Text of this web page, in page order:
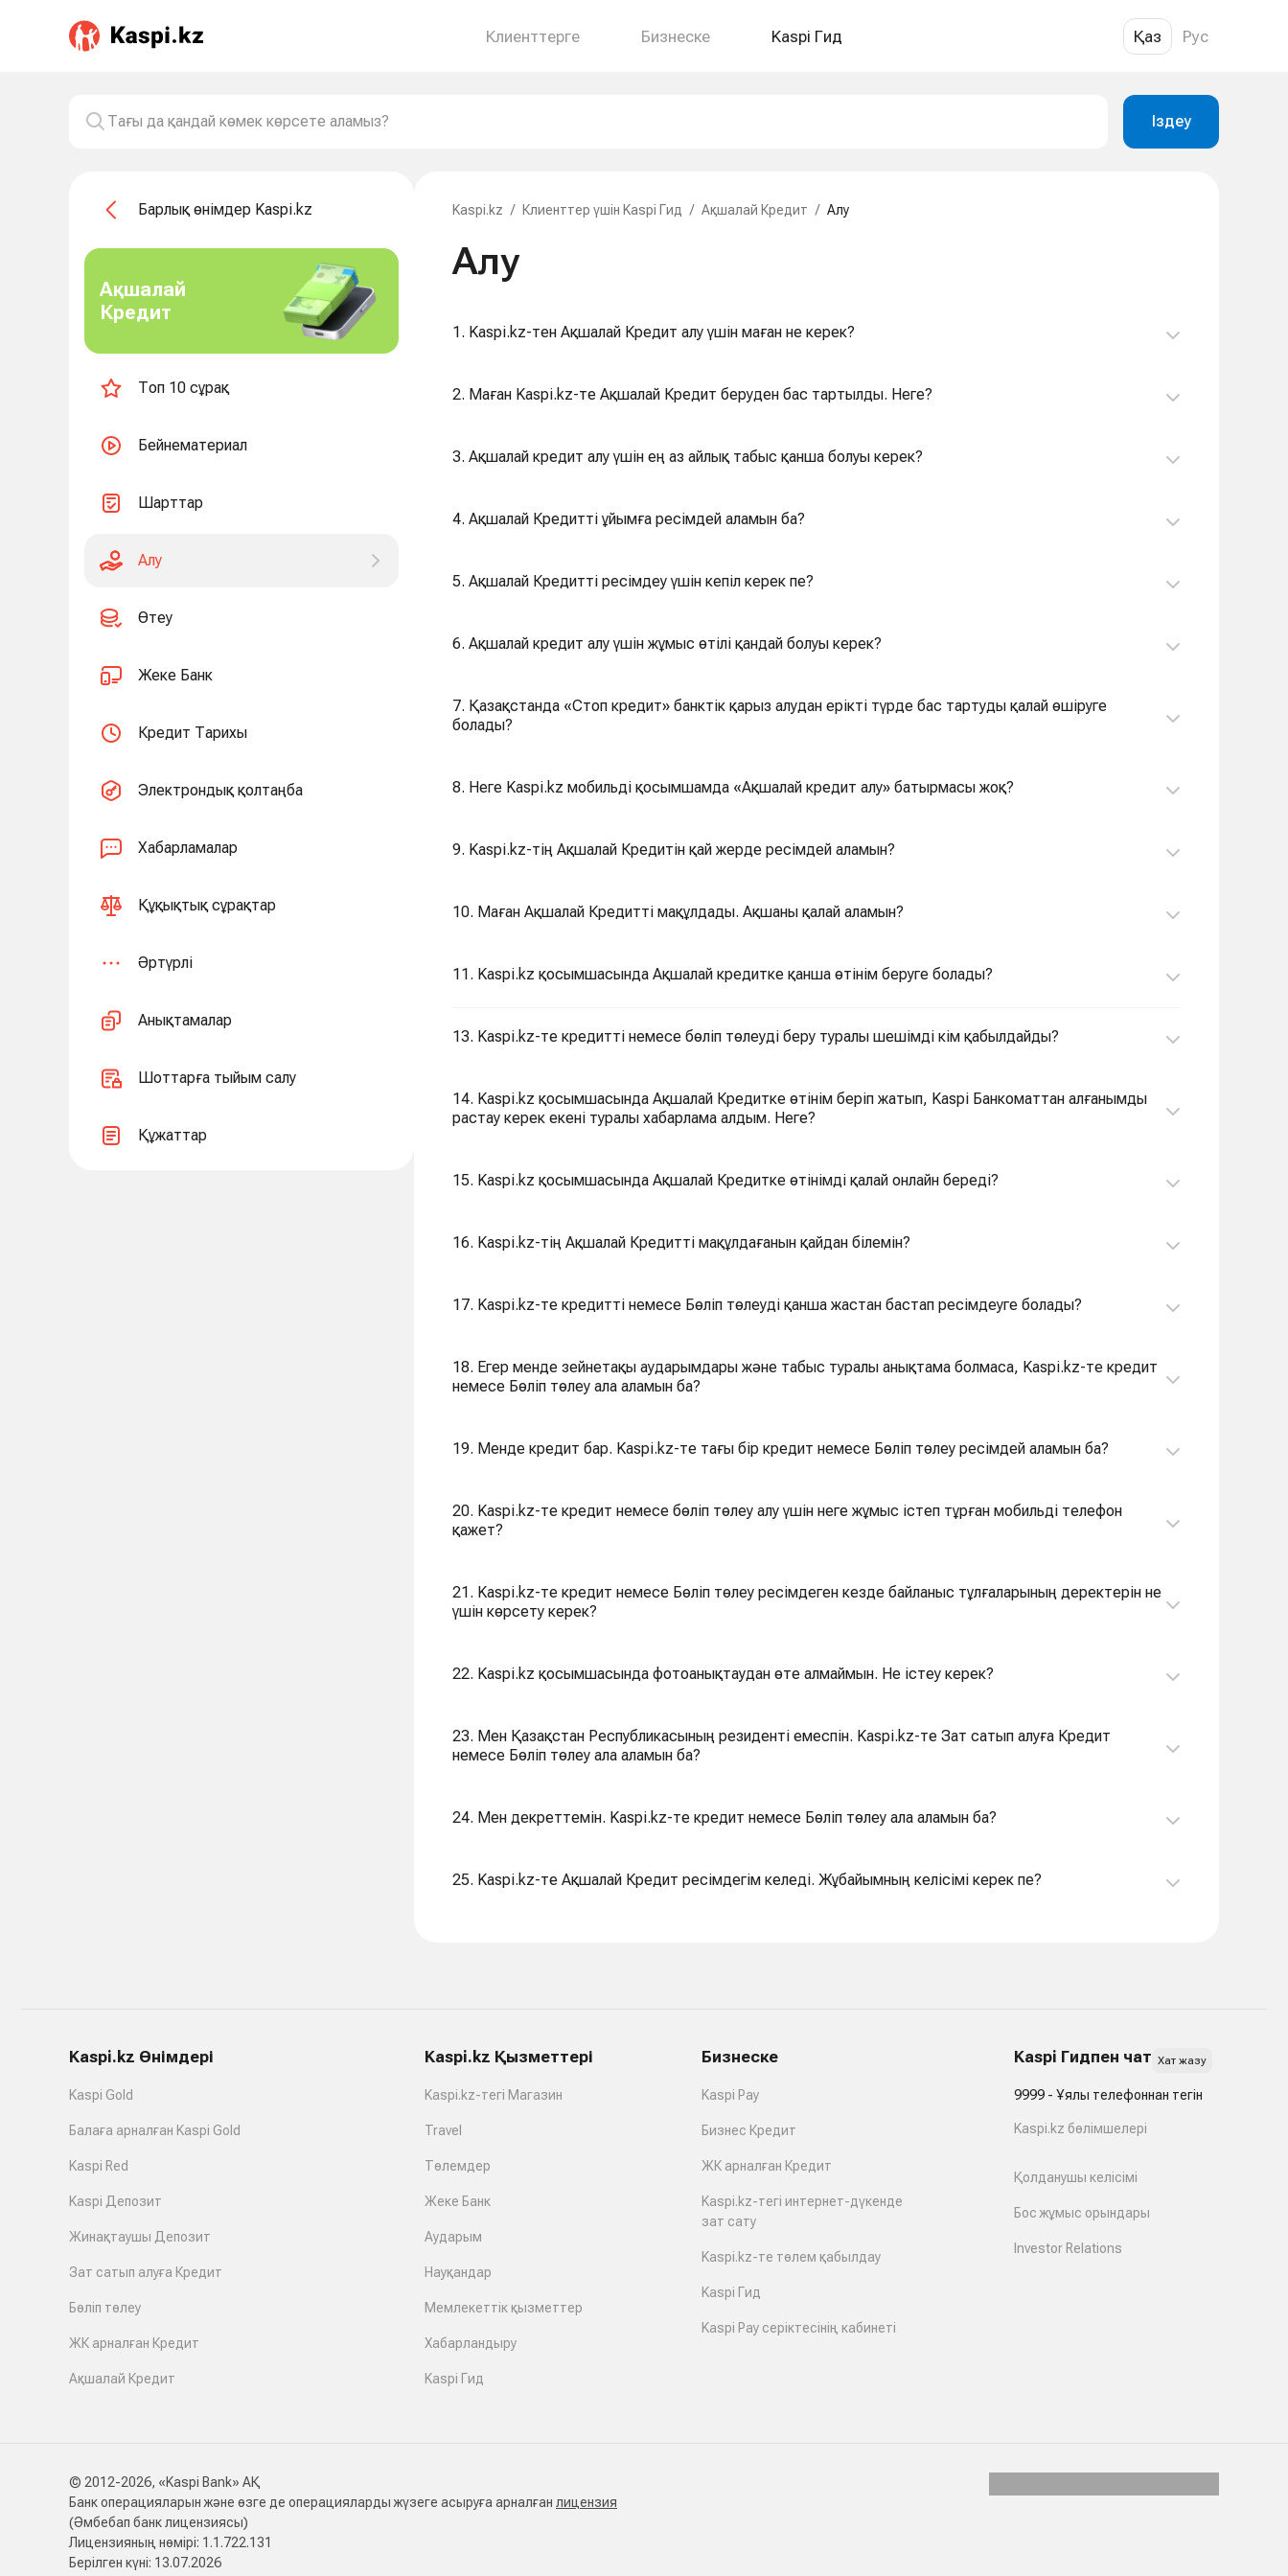
Клиенттерге Бизнеске Kaspi Гид Қаз Рус
Іздеу
Барлық өнімдер Kaspi.kz
Ақшалай
Кредит
Топ 10 сұрақ
Бейнематериал
Шарттар
Алу
Өтеу
Жеке Банк
Кредит Тарихы
Электрондық қолтаңба
Хабарламалар
Құқықтық сұрақтар
Әртүрлі
Анықтамалар
Шоттарға тыйым салу
Құжаттар
Kaspi.kz / Клиенттер үшін Kaspi Гид / Ақшалай Кредит / Алу
Алу
1. Kaspi.kz-тен Ақшалай Кредит алу үшін маған не керек?
2. Маған Kaspi.kz-те Ақшалай Кредит беруден бас тартылды. Неге?
3. Ақшалай кредит алу үшін ең аз айлық табыс қанша болуы керек?
4. Ақшалай Кредитті ұйымға ресімдей аламын ба?
5. Ақшалай Кредитті ресімдеу үшін кепіл керек пе?
6. Ақшалай кредит алу үшін жұмыс өтілі қандай болуы керек?
7. Қазақстанда «Стоп кредит» банктік қарыз алудан ерікті түрде бас тартуды қалай өшіруге
болады?
8. Неге Kaspi.kz мобильді қосымшамда «Ақшалай кредит алу» батырмасы жоқ?
9. Kaspi.kz-тің Ақшалай Кредитін қай жерде ресімдей аламын?
10. Маған Ақшалай Кредитті мақұлдады. Ақшаны қалай аламын?
11. Kaspi.kz қосымшасында Ақшалай кредитке қанша өтінім беруге болады?
13. Kaspi.kz-те кредитті немесе бөліп төлеуді беру туралы шешімді кім қабылдайды?
14. Kaspi.kz қосымшасында Ақшалай Кредитке өтінім беріп жатып, Kaspi Банкоматтан алғанымды
растау керек екені туралы хабарлама алдым. Неге?
15. Kaspi.kz қосымшасында Ақшалай Кредитке өтінімді қалай онлайн береді?
16. Kaspi.kz-тің Ақшалай Кредитті мақұлдағанын қайдан білемін?
17. Kaspi.kz-те кредитті немесе Бөліп төлеуді қанша жастан бастап ресімдеуге болады?
18. Егер менде зейнетақы аударымдары және табыс туралы анықтама болмаса, Kaspi.kz-те кредит
немесе Бөліп төлеу ала аламын ба?
19. Менде кредит бар. Kaspi.kz-те тағы бір кредит немесе Бөліп төлеу ресімдей аламын ба?
20. Kaspi.kz-те кредит немесе бөліп төлеу алу үшін неге жұмыс істеп тұрған мобильді телефон
қажет?
21. Kaspi.kz-те кредит немесе Бөліп төлеу ресімдеген кезде байланыс тұлғаларының деректерін не
үшін көрсету керек?
22. Kaspi.kz қосымшаcында фотоанықтаудан өте алмаймын. Не істеу керек?
23. Мен Қазақстан Республикасының резиденті емеспін. Kaspi.kz-те Зат сатып алуға Кредит
немесе Бөліп төлеу ала аламын ба?
24. Мен декреттемін. Kaspi.kz-те кредит немесе Бөліп төлеу ала аламын ба?
25. Kaspi.kz-те Ақшалай Кредит ресімдегім келеді. Жұбайымның келісімі керек пе?
Kaspi.kz Өнімдері
Kaspi Gold
Балаға арналған Kaspi Gold
Kaspi Red
Kaspi Депозит
Жинақтаушы Депозит
Зат сатып алуға Кредит
Бөліп төлеу
ЖК арналған Кредит
Ақшалай Кредит
Kaspi.kz Қызметтері
Kaspi.kz-тегі Магазин
Travel
Төлемдер
Жеке Банк
Аударым
Науқандар
Мемлекеттік қызметтер
Хабарландыру
Kaspi Гид
Бизнеске
Kaspi Pay
Бизнес Кредит
ЖК арналған Кредит
Kaspi.kz-тегі интернет-дүкенде
зат сату
Kaspi.kz-те төлем қабылдау
Kaspi Гид
Kaspi Pay серіктесінің кабинеті
Kaspi Гидпен чат Хат жазу
9999 - Ұялы телефоннан тегін
Kaspi.kz бөлімшелері
Қолданушы келісімі
Бос жұмыс орындары
Investor Relations
© 2012-2026, «Kaspi Bank» АҚ
Банк операцияларын және өзге де операцияларды жүзеге асыруға арналған лицензия
(Әмбебап банк лицензиясы)
Лицензияның нөмірі: 1.1.722.131
Берілген күні: 13.07.2026